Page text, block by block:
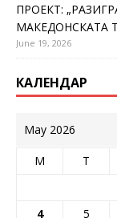
ПРОЕКТ:
МАКЕДОНСКАТА
June 19, 2026
КАЛЕНДАР
May 2026
M T
4
5